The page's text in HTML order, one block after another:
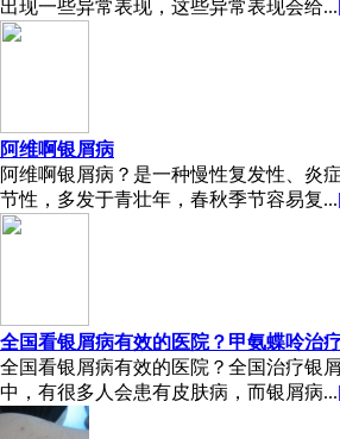
出现一些异常表现，这些异常表现会给...
阿维啊银屑病
阿维啊银屑病？是一种慢性复发性、炎
节性，多发于青壮年，春秋季节容易复...
全国看银屑病有效的医院？甲氨蝶呤治
全国看银屑病有效的医院？全国治疗银
中，有很多人会患有皮肤病，而银屑病...